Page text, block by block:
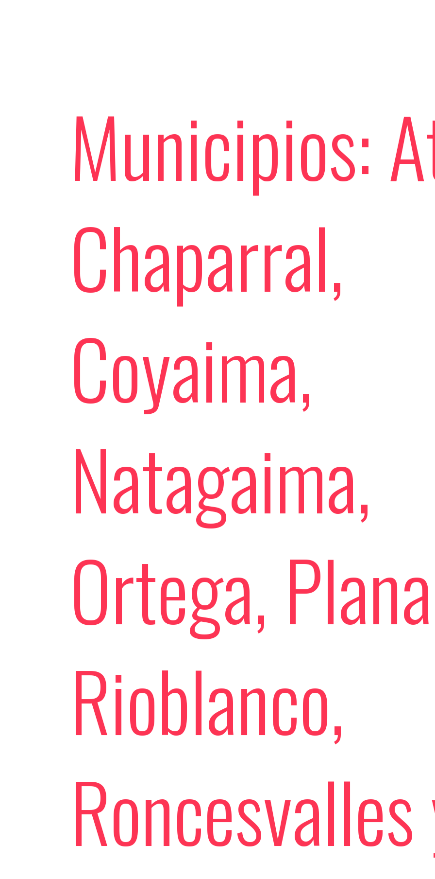
Municipios:
Chaparral,
Coyaima,
Natagaima,
Ortega,
Rioblanco,